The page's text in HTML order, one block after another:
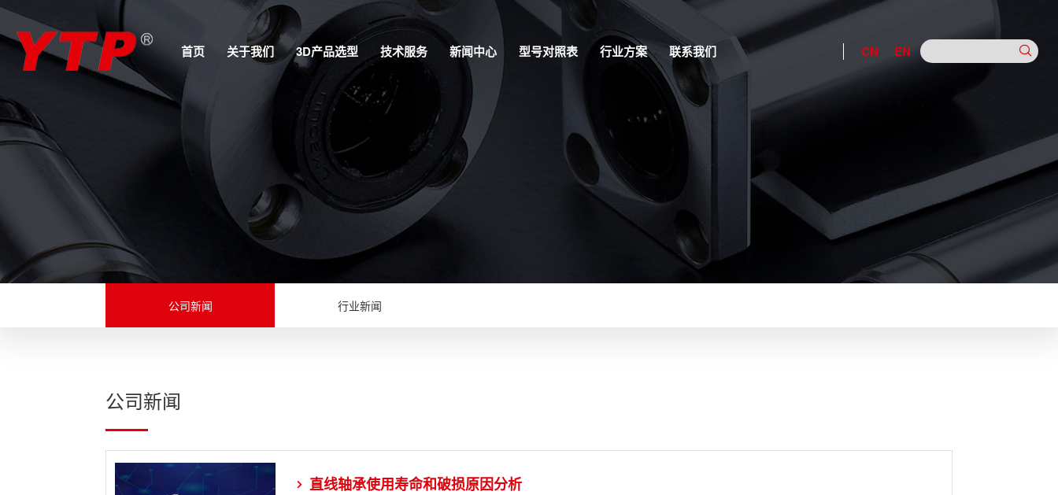
首页 关于我们 3D产品选型 技术服务 新闻中心 型号对照表 行业方案 联系我们 CN EN
公司新闻 行业新闻
公司新闻
直线轴承使用寿命和破损原因分析